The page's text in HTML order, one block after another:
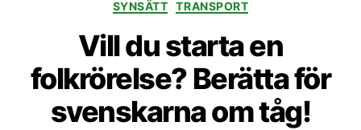
SYNSÄTT
TRANSPORT
Vill du starta en
folkrörelse? Berätta för
svenskarna om tåg!